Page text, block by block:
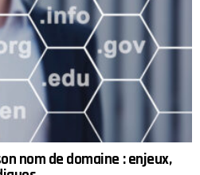
nom de domaine : enjeux,